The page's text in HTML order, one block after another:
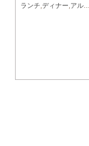
ランチ ディナー アルコール